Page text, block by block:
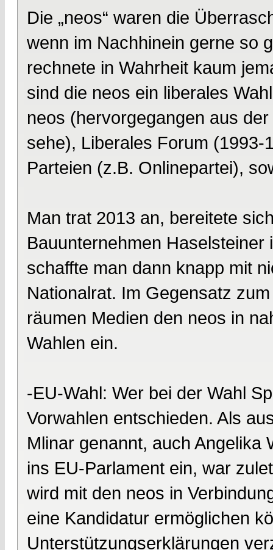
Die „neos“ waren die
wenn im Nachhinein gerne so
rechnete in Wahrheit kaum
sind die neos ein liberales
neos (hervorgegangen aus
sehe), Liberales Forum
Parteien (z.B. Onlinepartei),
Man trat 2013 an, bereitete
Bauunternehmen
schaffte man dann knapp mit
Nationalrat. Im Gegensatz
räumen Medien den neos in
Wahlen ein.
-EU-Wahl: Wer bei der Wahl
Vorwahlen entschieden. Als
Mlinar genannt, auch Angelika
ins EU-Parlament ein, war
wird mit den neos in
eine Kandidatur ermöglichen
Unterstützungserklärungen